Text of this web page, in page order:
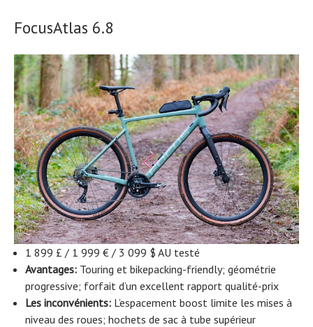
FocusAtlas 6.8
1 899 £ / 1 999 € / 3 099 $ AU testé
Avantages: Touring et bikepacking-friendly; géométrie
progressive; forfait d’un excellent rapport qualité-prix
Les inconvénients: L’espacement boost limite les mises à
niveau des roues; hochets de sac à tube supérieur